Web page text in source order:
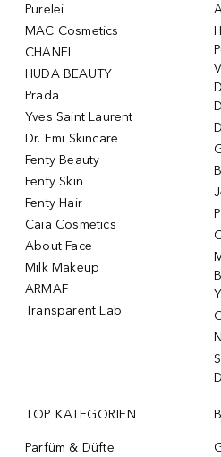
Purelei
MAC Cosmetics
CHANEL
HUDA BEAUTY
Prada
Yves Saint Laurent
Dr. Emi Skincare
Fenty Beauty
Fenty Skin
Fenty Hair
Caia Cosmetics
About Face
Milk Makeup
ARMAF
Transparent Lab
TOP KATEGORIEN
Parfüm & Düfte